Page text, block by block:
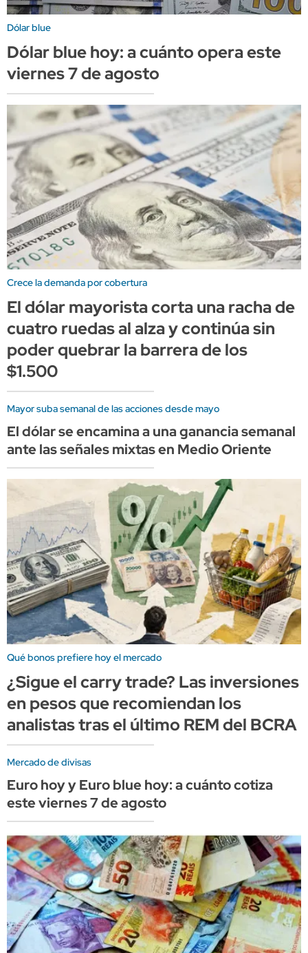
Dólar blue
Dólar blue hoy: a cuánto opera este
viernes 7 de agosto
Crece la demanda por cobertura
El dólar mayorista corta una racha de
cuatro ruedas al alza y continúa sin
poder quebrar la barrera de los
$1.500
Mayor suba semanal de las acciones desde mayo
El dólar se encamina a una ganancia semanal
ante las señales mixtas en Medio Oriente
Qué bonos prefiere hoy el mercado
¿Sigue el carry trade? Las inversiones
en pesos que recomiendan los
analistas tras el último REM del BCRA
Mercado de divisas
Euro hoy y Euro blue hoy: a cuánto cotiza
este viernes 7 de agosto